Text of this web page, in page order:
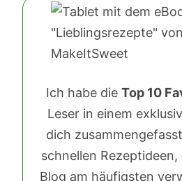
Ich habe die Top 10
Leser in einem
dich
schnellen
Blog am häufigsten